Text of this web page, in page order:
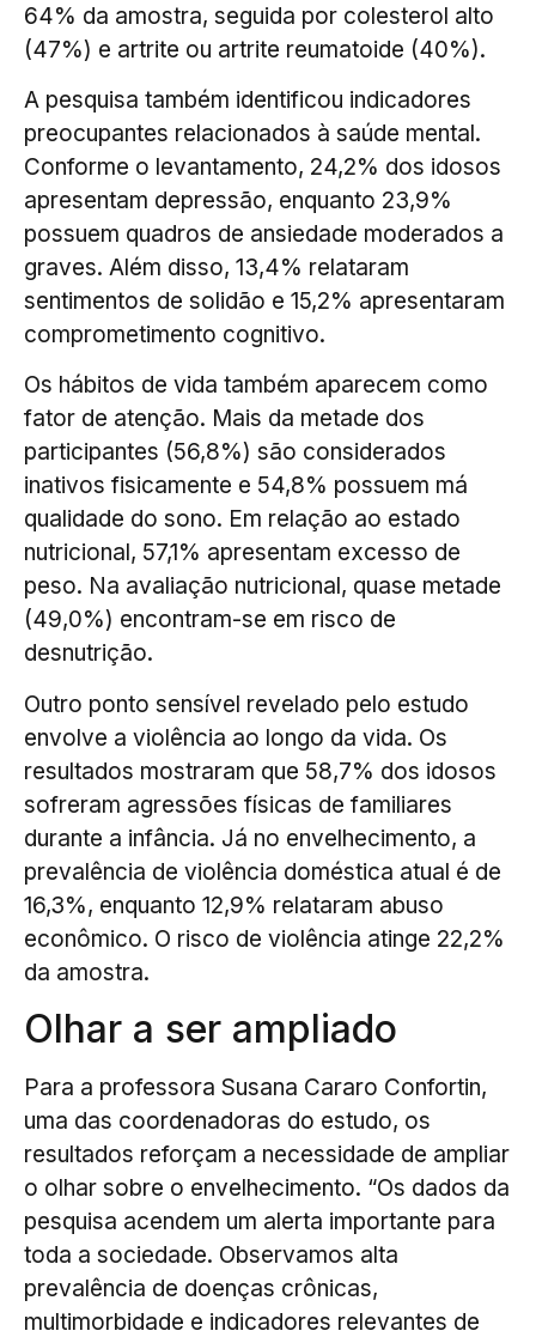
64% da amostra, seguida por colesterol alto
(47%) e artrite ou artrite reumatoide (40%).
A pesquisa também identificou indicadores
preocupantes relacionados à saúde mental.
Conforme o levantamento, 24,2% dos idosos
apresentam depressão, enquanto 23,9%
possuem quadros de ansiedade moderados a
graves. Além disso, 13,4% relataram
sentimentos de solidão e 15,2% apresentaram
comprometimento cognitivo.
Os hábitos de vida também aparecem como
fator de atenção. Mais da metade dos
participantes (56,8%) são considerados
inativos fisicamente e 54,8% possuem má
qualidade do sono. Em relação ao estado
nutricional, 57,1% apresentam excesso de
peso. Na avaliação nutricional, quase metade
(49,0%) encontram-se em risco de
desnutrição.
Outro ponto sensível revelado pelo estudo
envolve a violência ao longo da vida. Os
resultados mostraram que 58,7% dos idosos
sofreram agressões físicas de familiares
durante a infância. Já no envelhecimento, a
prevalência de violência doméstica atual é de
16,3%, enquanto 12,9% relataram abuso
econômico. O risco de violência atinge 22,2%
da amostra.
Olhar a ser ampliado
Para a professora Susana Cararo Confortin,
uma das coordenadoras do estudo, os
resultados reforçam a necessidade de ampliar
o olhar sobre o envelhecimento. “Os dados da
pesquisa acendem um alerta importante para
toda a sociedade. Observamos alta
prevalência de doenças crônicas,
multimorbidade e indicadores relevantes de